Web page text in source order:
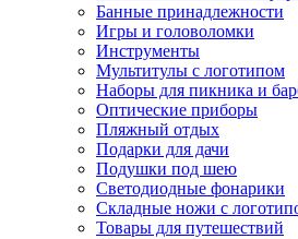
Банные принадлежности
Игры и головоломки
Инструменты
Мультитулы с логотипом
Наборы для пикника и
Оптические приборы
Пляжный отдых
Подарки для дачи
Подушки под шею
Светодиодные фонарики
Складные ножи с
Товары для путешествий